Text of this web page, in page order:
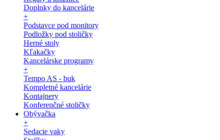
Doplnky do kancelárie
+
Podstavce pod monitory
Podložky pod stoličky
Herné stoly
Kľakačky
Kancelárske programy
+
Tempo AS - buk
Kompletné kancelárie
Kontajnery
Konferenčné stoličky
Obývačka
+
Sedacie vaky